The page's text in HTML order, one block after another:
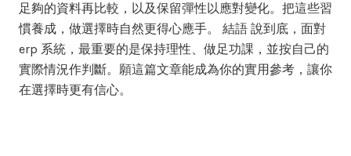
足夠的資料再比較，以及保留彈性以應對變化。把這些習
慣養成，做選擇時自然更得心應手。 結語 說到底，面對
erp 系統，最重要的是保持理性、做足功課，並按自己的
實際情況作判斷。願這篇文章能成為你的實用參考，讓你
在選擇時更有信心。